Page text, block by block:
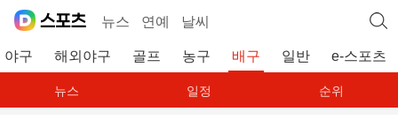
뉴스 연예 날씨
야구 해외야구 골프 농구 배구 일반 e-스포츠
뉴스 일정 순위